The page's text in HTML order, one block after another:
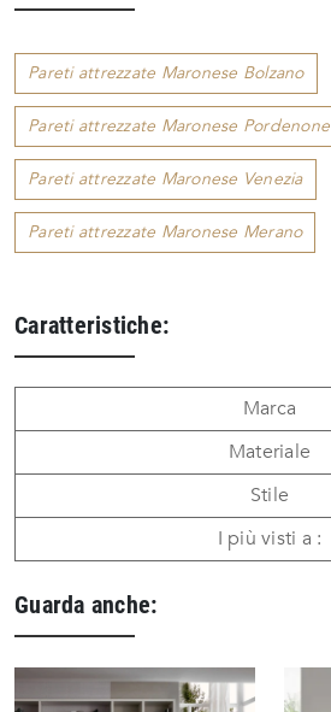
Pareti attrezzate Maronese Bolzano
Pareti attrezzate Maronese Pordenone
Pareti attrezzate Maronese Venezia
Pareti attrezzate Maronese Merano
Caratteristiche:
Marca
Materiale
Stile
I più visti a :
Guarda anche: